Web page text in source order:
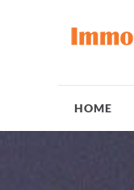
HOME